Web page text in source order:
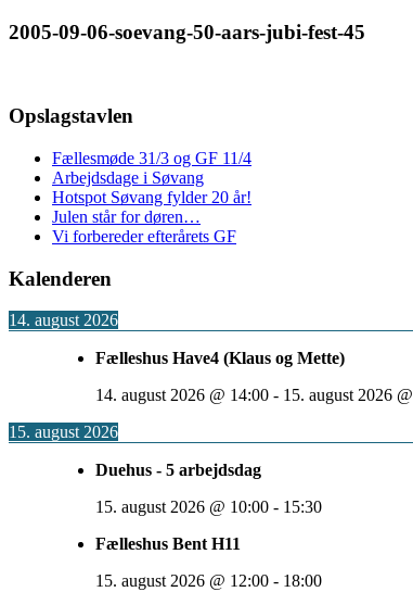
2005-09-06-soevang-50-aars-jubi-fest-45
Opslagstavlen
Fællesmøde 31/3 og GF 11/4
Arbejdsdage i Søvang
Hotspot Søvang fylder 20 år!
Julen står for døren…
Vi forbereder efterårets GF
Kalenderen
14. august 2026
Fælleshus Have4 (Klaus og Mette)
14. august 2026 @ 14:00 - 15. august 2026 @
15. august 2026
Duehus - 5 arbejdsdag
15. august 2026 @ 10:00 - 15:30
Fælleshus Bent H11
15. august 2026 @ 12:00 - 18:00